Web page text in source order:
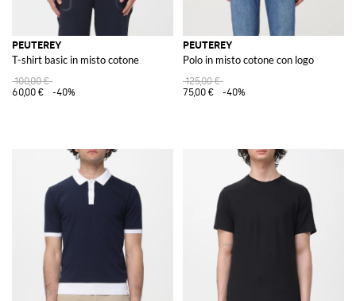
PEUTEREY
T-shirt basic in misto cotone
100,00 €
60,00 €
-40%
PEUTEREY
Polo in misto cotone con logo
125,00 €
75,00 €
-40%